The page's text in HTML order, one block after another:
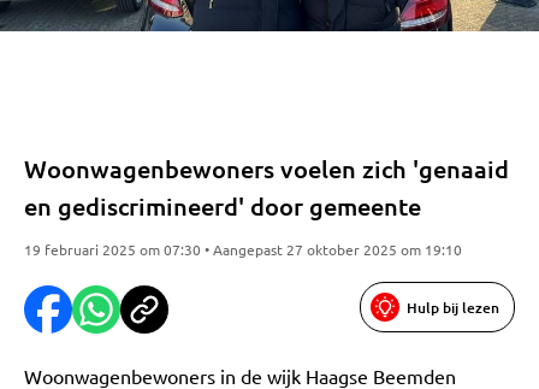
Woonwagenbewoners voelen zich 'genaaid
en gediscrimineerd' door gemeente
19 februari 2025 om 07:30 • Aangepast 27 oktober 2025 om 19:10
Hulp bij lezen
Woonwagenbewoners in de wijk Haagse Beemden